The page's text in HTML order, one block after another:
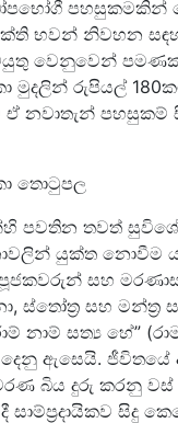
පහසුකමකින්
භවන් නිවහන
වෙනුවෙන් පමණක්
මුදලින් රුපියල්
ඒ නවාතැන්
තොටුපල
පවතින තවත්
යුක්ත නොවීම
සහ
ස්තෝත්‍ර සහ
නාම් සත්‍ය හේ”
දෙනු ඇසෙයි.
බිය දුරු කරනු වස්
සාම්ප්‍රදායිකව